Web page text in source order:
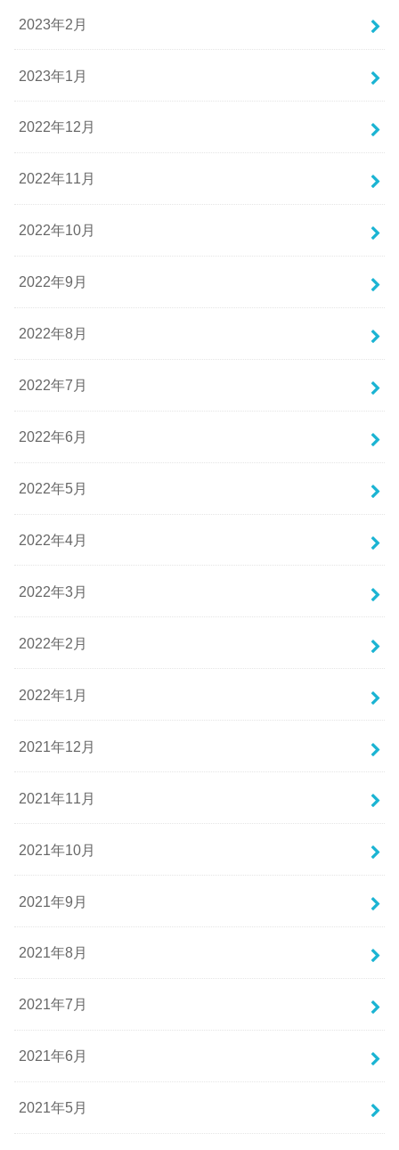
2023年2月
2023年1月
2022年12月
2022年11月
2022年10月
2022年9月
2022年8月
2022年7月
2022年6月
2022年5月
2022年4月
2022年3月
2022年2月
2022年1月
2021年12月
2021年11月
2021年10月
2021年9月
2021年8月
2021年7月
2021年6月
2021年5月